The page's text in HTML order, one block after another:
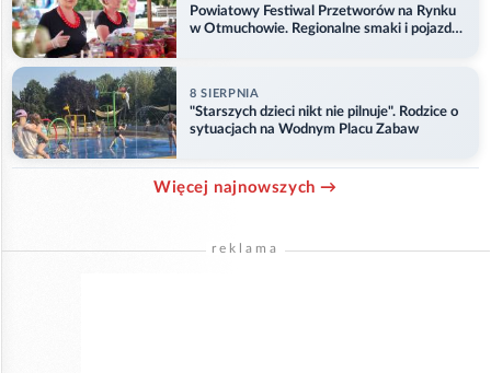
Powiatowy Festiwal Przetworów na Rynku
w Otmuchowie. Regionalne smaki i pojazdy
8 SIERPNIA
"Starszych dzieci nikt nie pilnuje". Rodzice o
sytuacjach na Wodnym Placu Zabaw
Więcej najnowszych →
reklama